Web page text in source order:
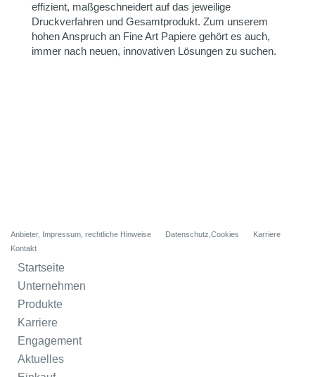
effizient, maßgeschneidert auf das jeweilige
Druckverfahren und Gesamtprodukt. Zum unserem
hohen Anspruch an Fine Art Papiere gehört es auch,
immer nach neuen, innovativen Lösungen zu suchen.
Anbieter, Impressum, rechtliche Hinweise Datenschutz,Cookies
Karriere
Kontakt
Startseite
Unternehmen
Produkte
Karriere
Engagement
Aktuelles